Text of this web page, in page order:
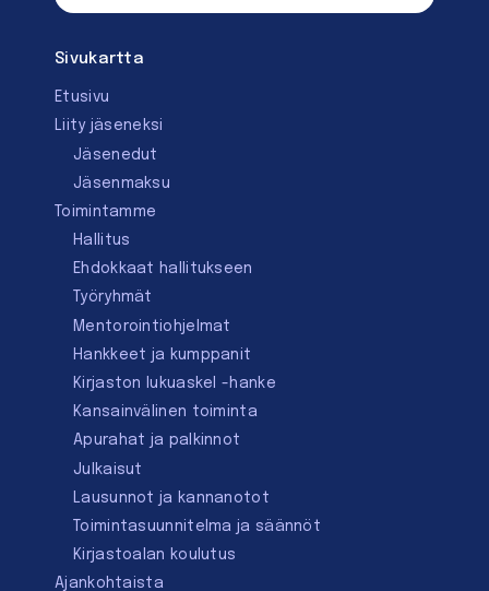
Sivukartta
Etusivu
Liity jäseneksi
Jäsenedut
Jäsenmaksu
Toimintamme
Hallitus
Ehdokkaat hallitukseen
Työryhmät
Mentorointi­ohjelmat
Hankkeet ja kumppanit
Kirjaston lukuaskel -hanke
Kansainvälinen toiminta
Apurahat ja palkinnot
Julkaisut
Lausunnot ja kannanotot
Toimintasuunnitelma ja säännöt
Kirjastoalan koulutus
Ajankohtaista